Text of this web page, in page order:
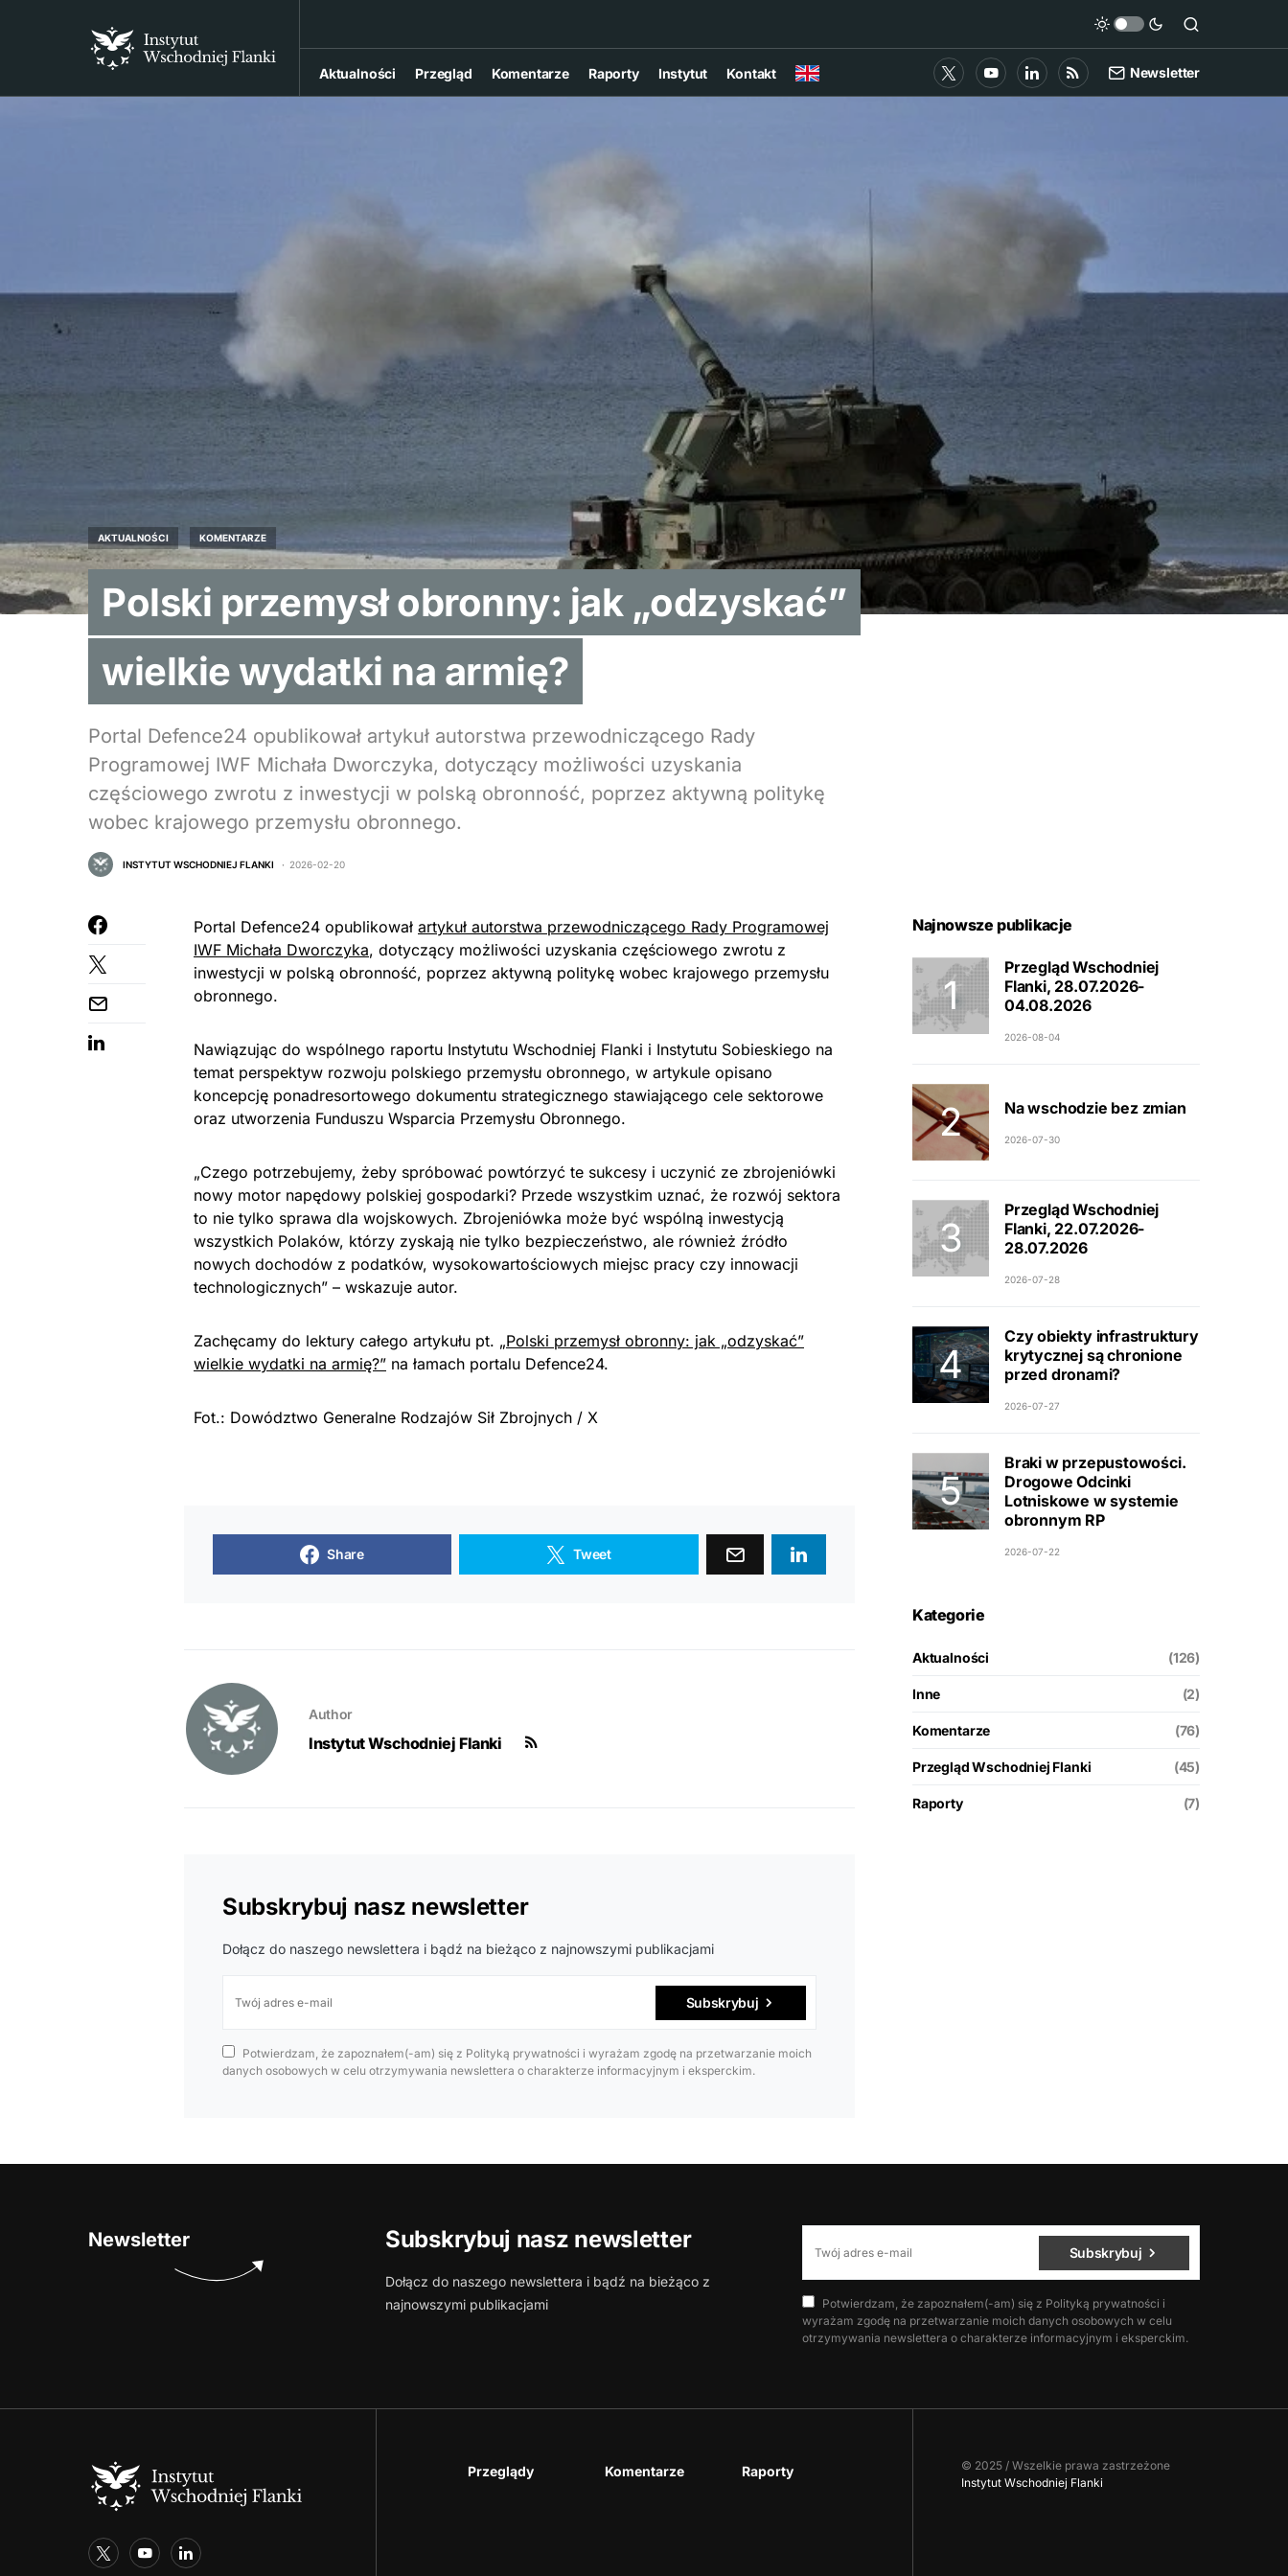
Aktualności Przegląd Komentarze Raporty Instytut Kontakt Newsletter
AKTUALNOŚCI KOMENTARZE
Polski przemysł obronny: jak „odzyskać”
wielkie wydatki na armię?
Portal Defence24 opublikował artykuł autorstwa przewodniczącego Rady
Programowej IWF Michała Dworczyka, dotyczący możliwości uzyskania
częściowego zwrotu z inwestycji w polską obronność, poprzez aktywną politykę
wobec krajowego przemysłu obronnego.
INSTYTUT WSCHODNIEJ FLANKI 2026-02-20
Portal Defence24 opublikował artykuł autorstwa przewodniczącego Rady Programowej
IWF Michała Dworczyka, dotyczący możliwości uzyskania częściowego zwrotu z
inwestycji w polską obronność, poprzez aktywną politykę wobec krajowego przemysłu
obronnego.
Nawiązując do wspólnego raportu Instytutu Wschodniej Flanki i Instytutu Sobieskiego na
temat perspektyw rozwoju polskiego przemysłu obronnego, w artykule opisano
koncepcję ponadresortowego dokumentu strategicznego stawiającego cele sektorowe
oraz utworzenia Funduszu Wsparcia Przemysłu Obronnego.
„Czego potrzebujemy, żeby spróbować powtórzyć te sukcesy i uczynić ze zbrojeniówki
nowy motor napędowy polskiej gospodarki? Przede wszystkim uznać, że rozwój sektora
to nie tylko sprawa dla wojskowych. Zbrojeniówka może być wspólną inwestycją
wszystkich Polaków, którzy zyskają nie tylko bezpieczeństwo, ale również źródło
nowych dochodów z podatków, wysokowartościowych miejsc pracy czy innowacji
technologicznych” – wskazuje autor.
Zachęcamy do lektury całego artykułu pt. „Polski przemysł obronny: jak „odzyskać”
wielkie wydatki na armię?” na łamach portalu Defence24.
Fot.: Dowództwo Generalne Rodzajów Sił Zbrojnych / X
Share Tweet
Author
Instytut Wschodniej Flanki
Subskrybuj nasz newsletter
Dołącz do naszego newslettera i bądź na bieżąco z najnowszymi publikacjami
Subskrybuj
Potwierdzam, że zapoznałem(-am) się z Polityką prywatności i wyrażam zgodę na przetwarzanie moich
danych osobowych w celu otrzymywania newslettera o charakterze informacyjnym i eksperckim.
Najnowsze publikacje
Przegląd Wschodniej
Flanki, 28.07.2026-
04.08.2026
2026-08-04
Na wschodzie bez zmian
2026-07-30
Przegląd Wschodniej
Flanki, 22.07.2026-
28.07.2026
2026-07-28
Czy obiekty infrastruktury
krytycznej są chronione
przed dronami?
2026-07-27
Braki w przepustowości.
Drogowe Odcinki
Lotniskowe w systemie
obronnym RP
2026-07-22
Kategorie
Aktualności (126)
Inne (2)
Komentarze (76)
Przegląd Wschodniej Flanki (45)
Raporty (7)
Newsletter Subskrybuj nasz newsletter
Dołącz do naszego newslettera i bądź na bieżąco z
najnowszymi publikacjami
Subskrybuj
Potwierdzam, że zapoznałem(-am) się z Polityką prywatności i
wyrażam zgodę na przetwarzanie moich danych osobowych w celu
otrzymywania newslettera o charakterze informacyjnym i eksperckim.
Przeglądy Komentarze Raporty
© 2025 / Wszelkie prawa zastrzeżone
Instytut Wschodniej Flanki